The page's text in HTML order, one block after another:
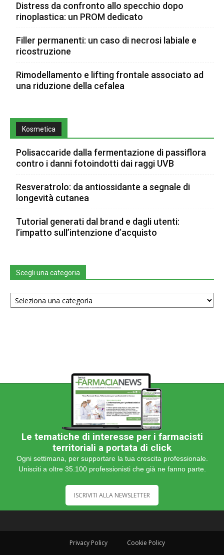
Distress da confronto allo specchio dopo
rinoplastica: un PROM dedicato
Filler permanenti: un caso di necrosi labiale e
ricostruzione
Rimodellamento e lifting frontale associato ad
una riduzione della cefalea
Kosmetica
Polisaccaride dalla fermentazione di passiflora
contro i danni fotoindotti dai raggi UVB
Resveratrolo: da antiossidante a segnale di
longevità cutanea
Tutorial generati dal brand e dagli utenti:
l’impatto sull’intenzione d’acquisto
Scegli una categoria
Scegli
una
Le tematiche di interesse per i farmacisti
territoriali a portata di click
Ogni settimana, per supportare la tua crescita professionale.
Unisciti a oltre 35.100 professionisti che già ne fanno parte.
ISCRIVITI ALLA NEWSLETTER
Privacy Policy Cookie Policy